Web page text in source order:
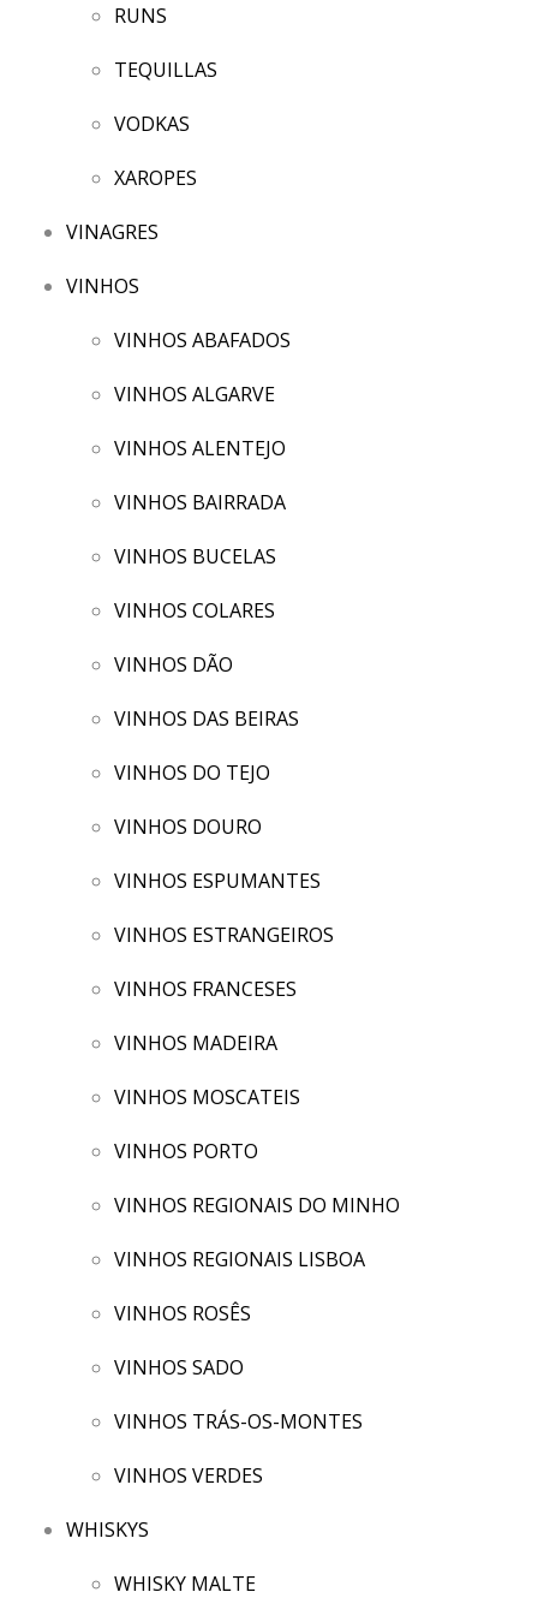
RUNS
TEQUILLAS
VODKAS
XAROPES
VINAGRES
VINHOS
VINHOS ABAFADOS
VINHOS ALGARVE
VINHOS ALENTEJO
VINHOS BAIRRADA
VINHOS BUCELAS
VINHOS COLARES
VINHOS DÃO
VINHOS DAS BEIRAS
VINHOS DO TEJO
VINHOS DOURO
VINHOS ESPUMANTES
VINHOS ESTRANGEIROS
VINHOS FRANCESES
VINHOS MADEIRA
VINHOS MOSCATEIS
VINHOS PORTO
VINHOS REGIONAIS DO MINHO
VINHOS REGIONAIS LISBOA
VINHOS ROSÊS
VINHOS SADO
VINHOS TRÁS-OS-MONTES
VINHOS VERDES
WHISKYS
WHISKY MALTE